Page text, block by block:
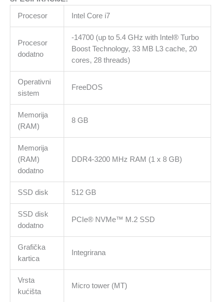
Procesor Intel Core i7
Procesor
dodatno
-14700 (up to 5.4 GHz with Intel® Turbo
Boost Technology, 33 MB L3 cache, 20
cores, 28 threads)
Operativni
sistem
FreeDOS
Memorija
(RAM)
8 GB
Memorija
(RAM)
dodatno
DDR4-3200 MHz RAM (1 x 8 GB)
SSD disk 512 GB
SSD disk
dodatno
PCIe® NVMe™ M.2 SSD
Grafička
kartica
Integrirana
Vrsta
kućišta
Micro tower (MT)